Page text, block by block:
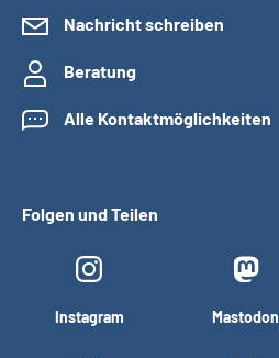
Nachricht schreiben
Beratung
Alle Kontaktmöglichkeiten
Folgen und Teilen
Instagram Mastodon